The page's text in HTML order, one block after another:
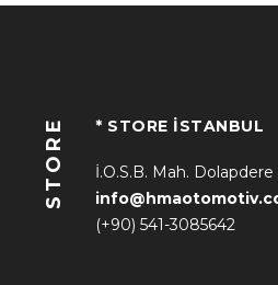
STORE * STORE İSTANBUL
İ.O.S.B. Mah.
(+90) 541-3085642